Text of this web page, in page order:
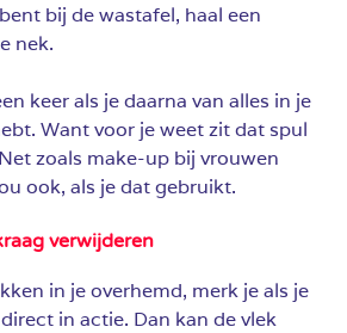
bij de wastafel, haal een
nek.
keer als je daarna van alles in je
Want voor je weet zit dat spul
zoals make-up bij vrouwen
ook, als je dat gebruikt.
verwijderen
in je overhemd, merk je als je
in actie. Dan kan de vlek